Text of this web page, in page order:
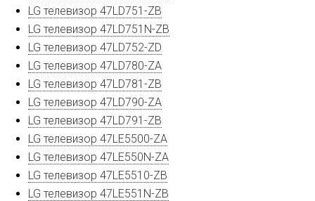
LG телевизор 47LD751-ZB
LG телевизор 47LD751N-ZB
LG телевизор 47LD752-ZD
LG телевизор 47LD780-ZA
LG телевизор 47LD781-ZB
LG телевизор 47LD790-ZA
LG телевизор 47LD791-ZB
LG телевизор 47LE5500-ZA
LG телевизор 47LE550N-ZA
LG телевизор 47LE5510-ZB
LG телевизор 47LE551N-ZB